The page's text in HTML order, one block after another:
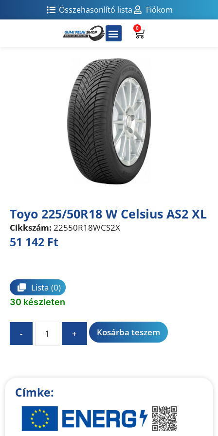
Összehasonlító lista Fiókom
0
Toyo 225/50R18 W Celsius AS2 XL
Cikkszám: 22550R18WCS2X
51 142 Ft
Lista (0)
30 készleten
- + Kosárba teszem
t
i
Címke: